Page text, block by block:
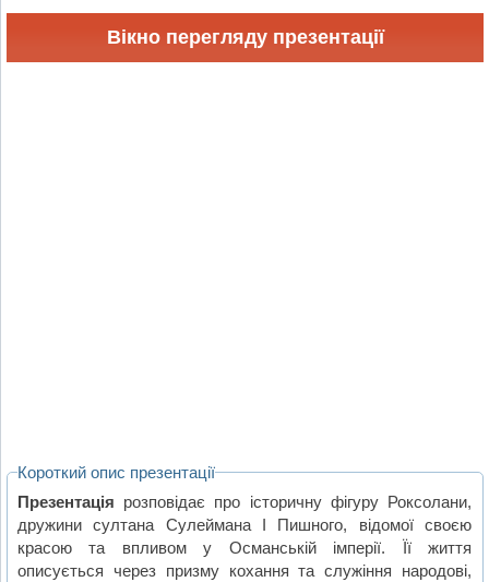
Вікно перегляду презентації
Короткий опис презентації
Презентація розповідає про історичну фігуру Роксолани,
дружини султана Сулеймана І Пишного, відомої своєю
красою та впливом у Османській імперії. Її життя
описується через призму кохання та служіння народові,